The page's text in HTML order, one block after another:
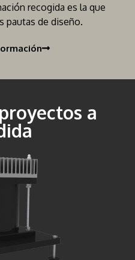
recogida es la que
pautas de diseño.
a